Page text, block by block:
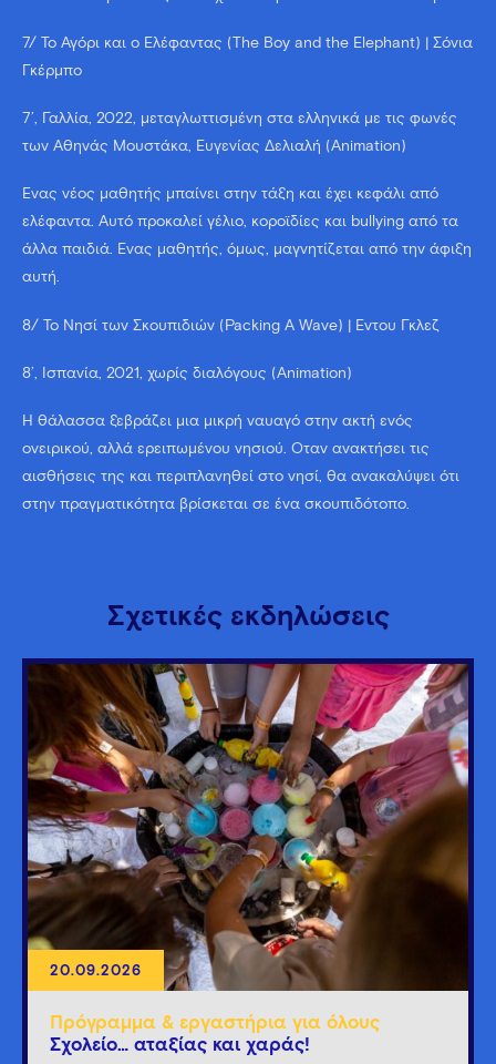
7/ Το Αγόρι και ο Ελέφαντας (The Boy and the Elephant) | Σόνια
Γκέρμπο
7’, Γαλλία, 2022, μεταγλωττισμένη στα ελληνικά με τις φωνές
των Αθηνάς Μουστάκα, Ευγενίας Δελιαλή (Animation)
Ένας νέος μαθητής μπαίνει στην τάξη και έχει κεφάλι από
ελέφαντα. Αυτό προκαλεί γέλιο, κοροϊδίες και bullying από τα
άλλα παιδιά. Ένας μαθητής, όμως, μαγνητίζεται από την άφιξη
αυτή.
8/ Το Νησί των Σκουπιδιών (Packing A Wave) | Έντου Γκλεζ
8’, Ισπανία, 2021, χωρίς διαλόγους (Animation)
Η θάλασσα ξεβράζει μια μικρή ναυαγό στην ακτή ενός
ονειρικού, αλλά ερειπωμένου νησιού. Όταν ανακτήσει τις
αισθήσεις της και περιπλανηθεί στο νησί, θα ανακαλύψει ότι
στην πραγματικότητα βρίσκεται σε ένα σκουπιδότοπο.
Σχετικές εκδηλώσεις
20.09.2026
Πρόγραμμα & εργαστήρια για όλους
Σχολείο… αταξίας και χαράς!